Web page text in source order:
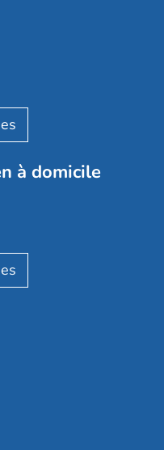
Médicis
à domicile